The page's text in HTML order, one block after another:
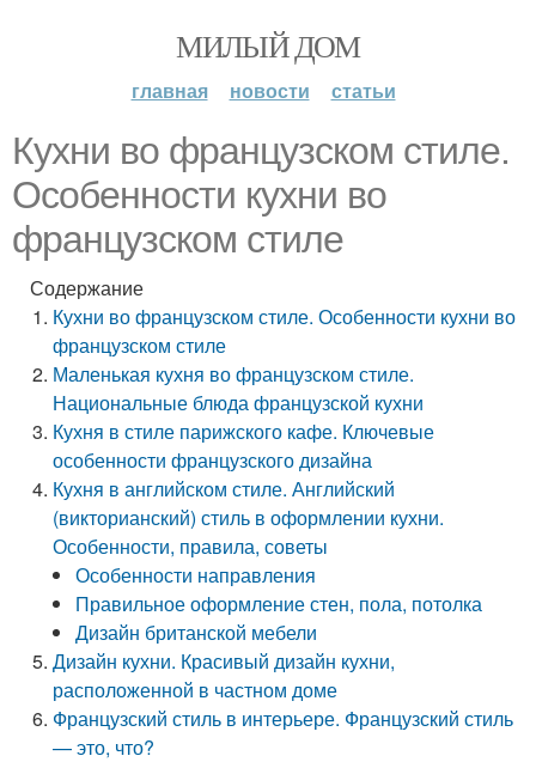
МИЛЫЙ ДОМ
главная новости статьи
Кухни во французском стиле.
Особенности кухни во
французском стиле
Содержание
Кухни во французском стиле. Особенности кухни во
французском стиле
Маленькая кухня во французском стиле.
Национальные блюда французской кухни
Кухня в стиле парижского кафе. Ключевые
особенности французского дизайна
Кухня в английском стиле. Английский
(викторианский) стиль в оформлении кухни.
Особенности, правила, советы
Особенности направления
Правильное оформление стен, пола, потолка
Дизайн британской мебели
Дизайн кухни. Красивый дизайн кухни,
расположенной в частном доме
Французский стиль в интерьере. Французский стиль
— это, что?